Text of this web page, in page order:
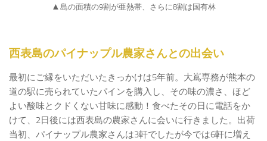
▲ 島の面積の9割が亜熱帯、さらに8割は国有林
西表島のパイナップル農家さんとの出会い
最初にご縁をいただいたきっかけは5年前。大嶌専務が熊本の
道の駅に売られていたパインを購入し、その味の濃さ、ほど
よい酸味とクドくない甘味に感動！食べたその日に電話をか
けて、2日後には西表島の農家さんに会いに行きました。出荷
当初、パイナップル農家さんは3軒でしたが今では6軒に増え